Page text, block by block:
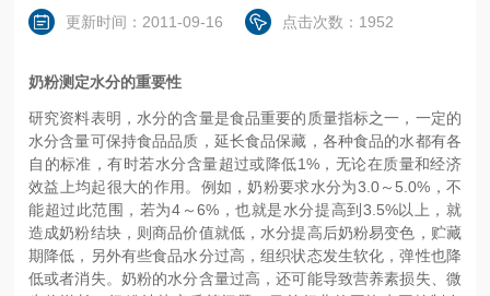
更新时间：2011-09-16 点击次数：1952
奶粉测定水分的重要性
研究资料表明，水分的含量是食品重要的质量指标之一，一定的
水分含量可保持食品品质，延长食品保藏，各种食品的水都有各
自的标准，有时若水分含量超过或降低1%，无论在质量和经济
效益上均起很大的作用。例如，奶粉要求水分为3.0～5.0%，不
能超过此范围，若为4～6%，也就是水分提高到3.5%以上，就
造成奶粉结块，则商品价值就低，水分提高后奶粉易变色，贮藏
期降低，另外有些食品水分过高，组织状态发生软化，弹性也降
低或者消失。奶粉的水分含量过高，还可能导致营养素损失、微